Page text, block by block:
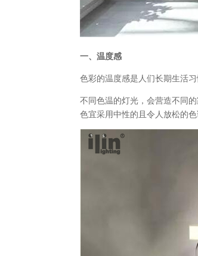
一、温度感
色彩的温度感是人们长期生活习
不同色温的灯光，会营造不同
色宜采用中性的且令人放松的色